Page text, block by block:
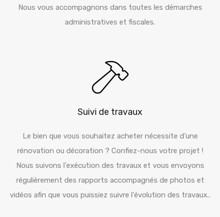
Nous vous accompagnons dans toutes les démarches
administratives et fiscales.
Suivi de travaux
Le bien que vous souhaitez acheter nécessite d'une
rénovation ou décoration ? Confiez-nous votre projet !
Nous suivons l'exécution des travaux et vous envoyons
régulièrement des rapports accompagnés de photos et
vidéos afin que vous puissiez suivre l'évolution des travaux..